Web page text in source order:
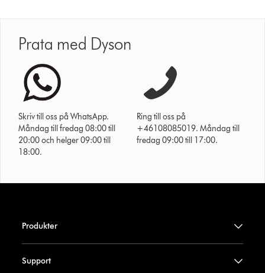
Prata med Dyson
Skriv till oss på WhatsApp.
Måndag till fredag 08:00 till
20:00 och helger 09:00 till
18:00.
Ring till oss på
+46108085019. Måndag till
fredag 09:00 till 17:00.
Produkter
Support